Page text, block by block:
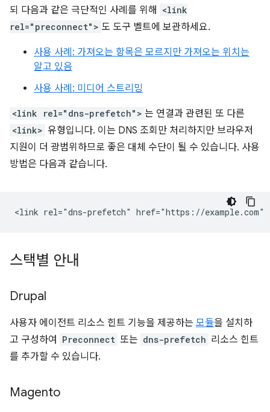
되 다음과 같은 극단적인 사례를 위해
<link
rel="preconnect"> 도 도구 벨트에 보관하세요.
사용 사례: 가져오는 항목은 모르지만 가져오는 위치는
알고 있음
사용 사례: 미디어 스트리밍
<link rel="dns-prefetch"> 는 연결과 관련된 또 다른
<link> 유형입니다. 이는 DNS 조회만 처리하지만 브라우저
지원이 더 광범위하므로 좋은 대체 수단이 될 수 있습니다. 사용
방법은 다음과 같습니다.
스택별 안내
Drupal
사용자 에이전트 리소스 힌트 기능을 제공하는 모듈을 설치하
고 구성하여
Preconnect 또는 dns-prefetch 리소스 힌트
를 추가할 수 있습니다.
Magento